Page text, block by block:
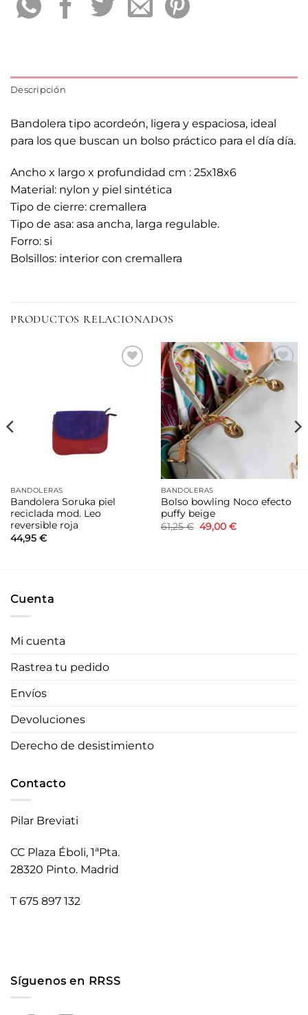
Descripción
Bandolera tipo acordeón, ligera y espaciosa, ideal
para los que buscan un bolso práctico para el día día.
Ancho x largo x profundidad cm : 25x18x6
Material: nylon y piel sintética
Tipo de cierre: cremallera
Tipo de asa: asa ancha, larga regulable.
Forro: si
Bolsillos: interior con cremallera
PRODUCTOS RELACIONADOS
BANDOLERAS
Bandolera Soruka piel
reciclada mod. Leo
reversible roja
44,95 €
Añadir
a la
BANDOLERAS
Bolso bowling Noco efecto
puffy beige
61,25€ El
precio
49,00 €El
Cuenta
Mi cuenta
Rastrea tu pedido
Envíos
Devoluciones
Derecho de desistimiento
Contacto
Pilar Breviati
CC Plaza Éboli, 1ªPta.
28320 Pinto. Madrid
T 675 897 132
Síguenos en RRSS